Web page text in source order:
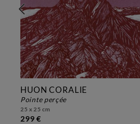
HUON CORALIE
pointe perçée
25 x 25 cm
299 €